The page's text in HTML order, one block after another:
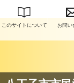
このサイトについて お問い